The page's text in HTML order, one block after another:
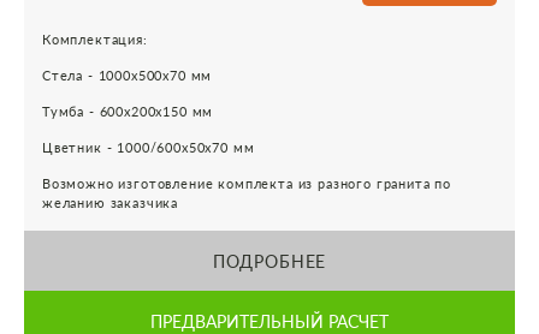
Комплектация:
Стела - 1000х500х70 мм
Тумба - 600х200х150 мм
Цветник - 1000/600х50х70 мм
Возможно изготовление комплекта из разного гранита по
желанию заказчика
ПОДРОБНЕЕ
ПРЕДВАРИТЕЛЬНЫЙ РАСЧЕТ